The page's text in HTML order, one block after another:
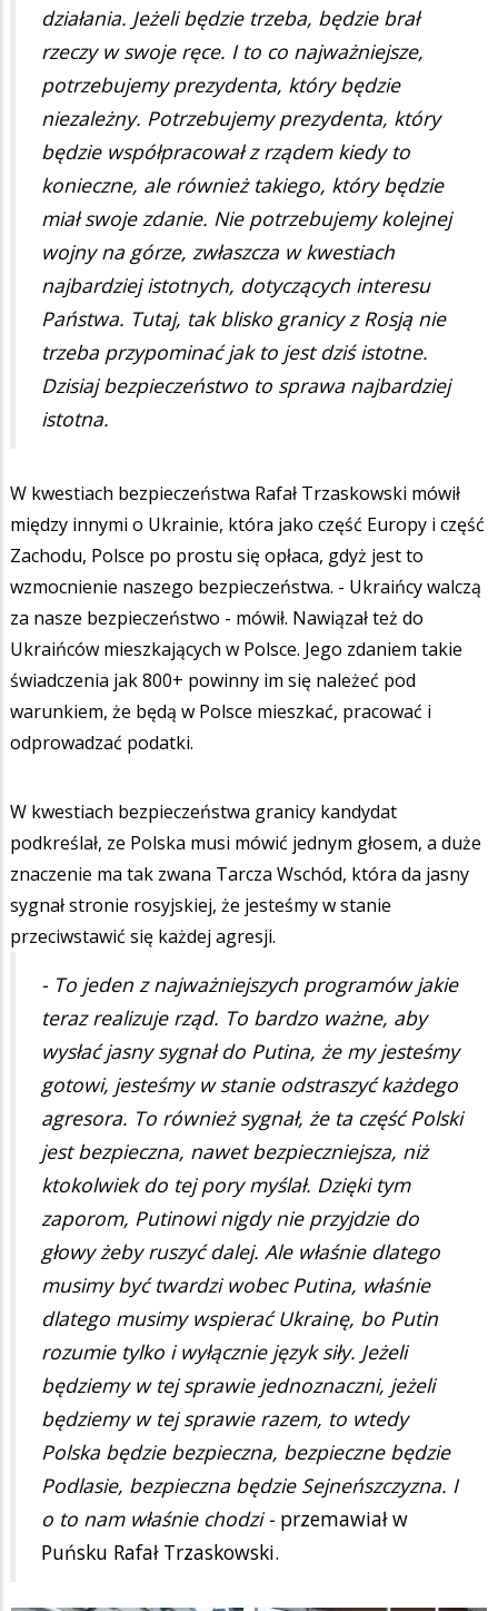
działania. Jeżeli będzie trzeba, będzie brał
rzeczy w swoje ręce. I to co najważniejsze,
potrzebujemy prezydenta, który będzie
niezależny. Potrzebujemy prezydenta, który
będzie współpracował z rządem kiedy to
konieczne, ale również takiego, który będzie
miał swoje zdanie. Nie potrzebujemy kolejnej
wojny na górze, zwłaszcza w kwestiach
najbardziej istotnych, dotyczących interesu
Państwa. Tutaj, tak blisko granicy z Rosją nie
trzeba przypominać jak to jest dziś istotne.
Dzisiaj bezpieczeństwo to sprawa najbardziej
istotna.
W kwestiach bezpieczeństwa Rafał Trzaskowski mówił
między innymi o Ukrainie, która jako część Europy i część
Zachodu, Polsce po prostu się opłaca, gdyż jest to
wzmocnienie naszego bezpieczeństwa. - Ukraińcy walczą
za nasze bezpieczeństwo - mówił. Nawiązał też do
Ukraińców mieszkających w Polsce. Jego zdaniem takie
świadczenia jak 800+ powinny im się należeć pod
warunkiem, że będą w Polsce mieszkać, pracować i
odprowadzać podatki.
W kwestiach bezpieczeństwa granicy kandydat
podkreślał, ze Polska musi mówić jednym głosem, a duże
znaczenie ma tak zwana Tarcza Wschód, która da jasny
sygnał stronie rosyjskiej, że jesteśmy w stanie
przeciwstawić się każdej agresji.
- To jeden z najważniejszych programów jakie
teraz realizuje rząd. To bardzo ważne, aby
wysłać jasny sygnał do Putina, że my jesteśmy
gotowi, jesteśmy w stanie odstraszyć każdego
agresora. To również sygnał, że ta część Polski
jest bezpieczna, nawet bezpieczniejsza, niż
ktokolwiek do tej pory myślał. Dzięki tym
zaporom, Putinowi nigdy nie przyjdzie do
głowy żeby ruszyć dalej. Ale właśnie dlatego
musimy być twardzi wobec Putina, właśnie
dlatego musimy wspierać Ukrainę, bo Putin
rozumie tylko i wyłącznie język siły. Jeżeli
będziemy w tej sprawie jednoznaczni, jeżeli
będziemy w tej sprawie razem, to wtedy
Polska będzie bezpieczna, bezpieczne będzie
Podlasie, bezpieczna będzie Sejneńszczyzna. I
o to nam właśnie chodzi - przemawiał w
Puńsku Rafał Trzaskowski.